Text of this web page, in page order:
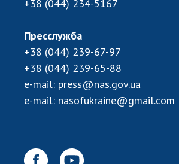
+38 (044) 234-5167
Пресслужба
+38 (044) 239-67-97
+38 (044) 239-65-88
e-mail: press@nas.gov.ua
e-mail: nasofukraine@gmail.com